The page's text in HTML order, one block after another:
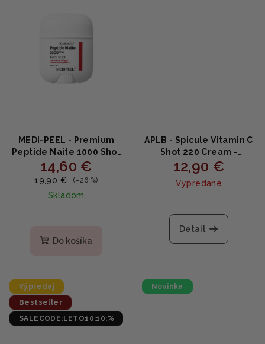
MEDI-PEEL - Premium
Peptide Naite 1000 Shot
Neck Stick - Spevňujúci
stick na krk a dekolt s
peptidmi a spikulami 20g
14,60 €
19,90 € (–26 %)
Skladom
produktu
hviezdičiek.
Do košíka
APLB - Spicule Vitamin C
Shot 220 Cream -
Rozjasňujúci krém s
vitamínom C a
mikroihličkami 55ml
12,90 €
Vypredané
Detail
Výpredaj
Bestseller
SALECODE:LETO10:10:%
Novinka